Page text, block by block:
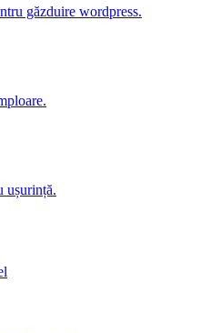
găzduire wordpress.
ușurință.